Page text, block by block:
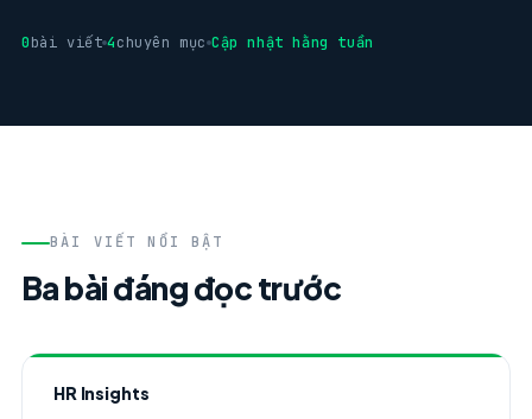
0bài viết 4chuyên mục Cập nhật hằng tuần
BÀI VIẾT NỔI BẬT
Ba bài đáng đọc trước
HR Insights